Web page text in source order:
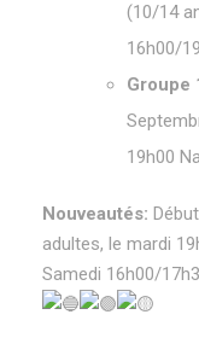
(10/14
16h00/
Groupe
19h00
Nouveautés:
adultes, le mardi
Samedi 16h00/